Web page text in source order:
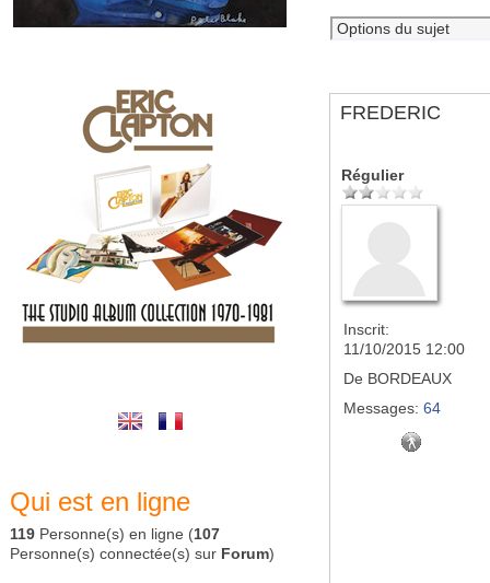
Qui est en ligne
119 Personne(s) en ligne (107
Personne(s) connectée(s) sur Forum)
FREDERIC
Régulier
Inscrit:
11/10/2015 12:00
De BORDEAUX
Messages: 64